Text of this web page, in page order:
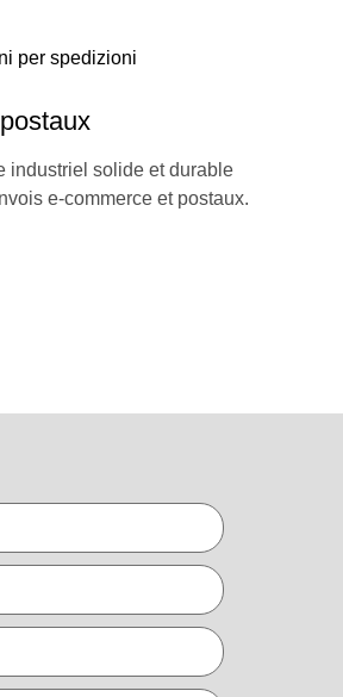
industriel solide et durable
e-commerce et postaux.